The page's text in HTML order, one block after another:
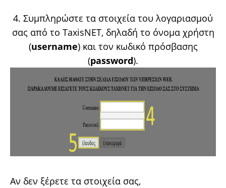
4. Συμπληρώστε τα στοιχεία του λογαριασμού
σας από το TaxisNET, δηλαδή το όνομα χρήστη
(username) και τον κωδικό πρόσβασης
(password).
Αν δεν ξέρετε τα στοιχεία σας,